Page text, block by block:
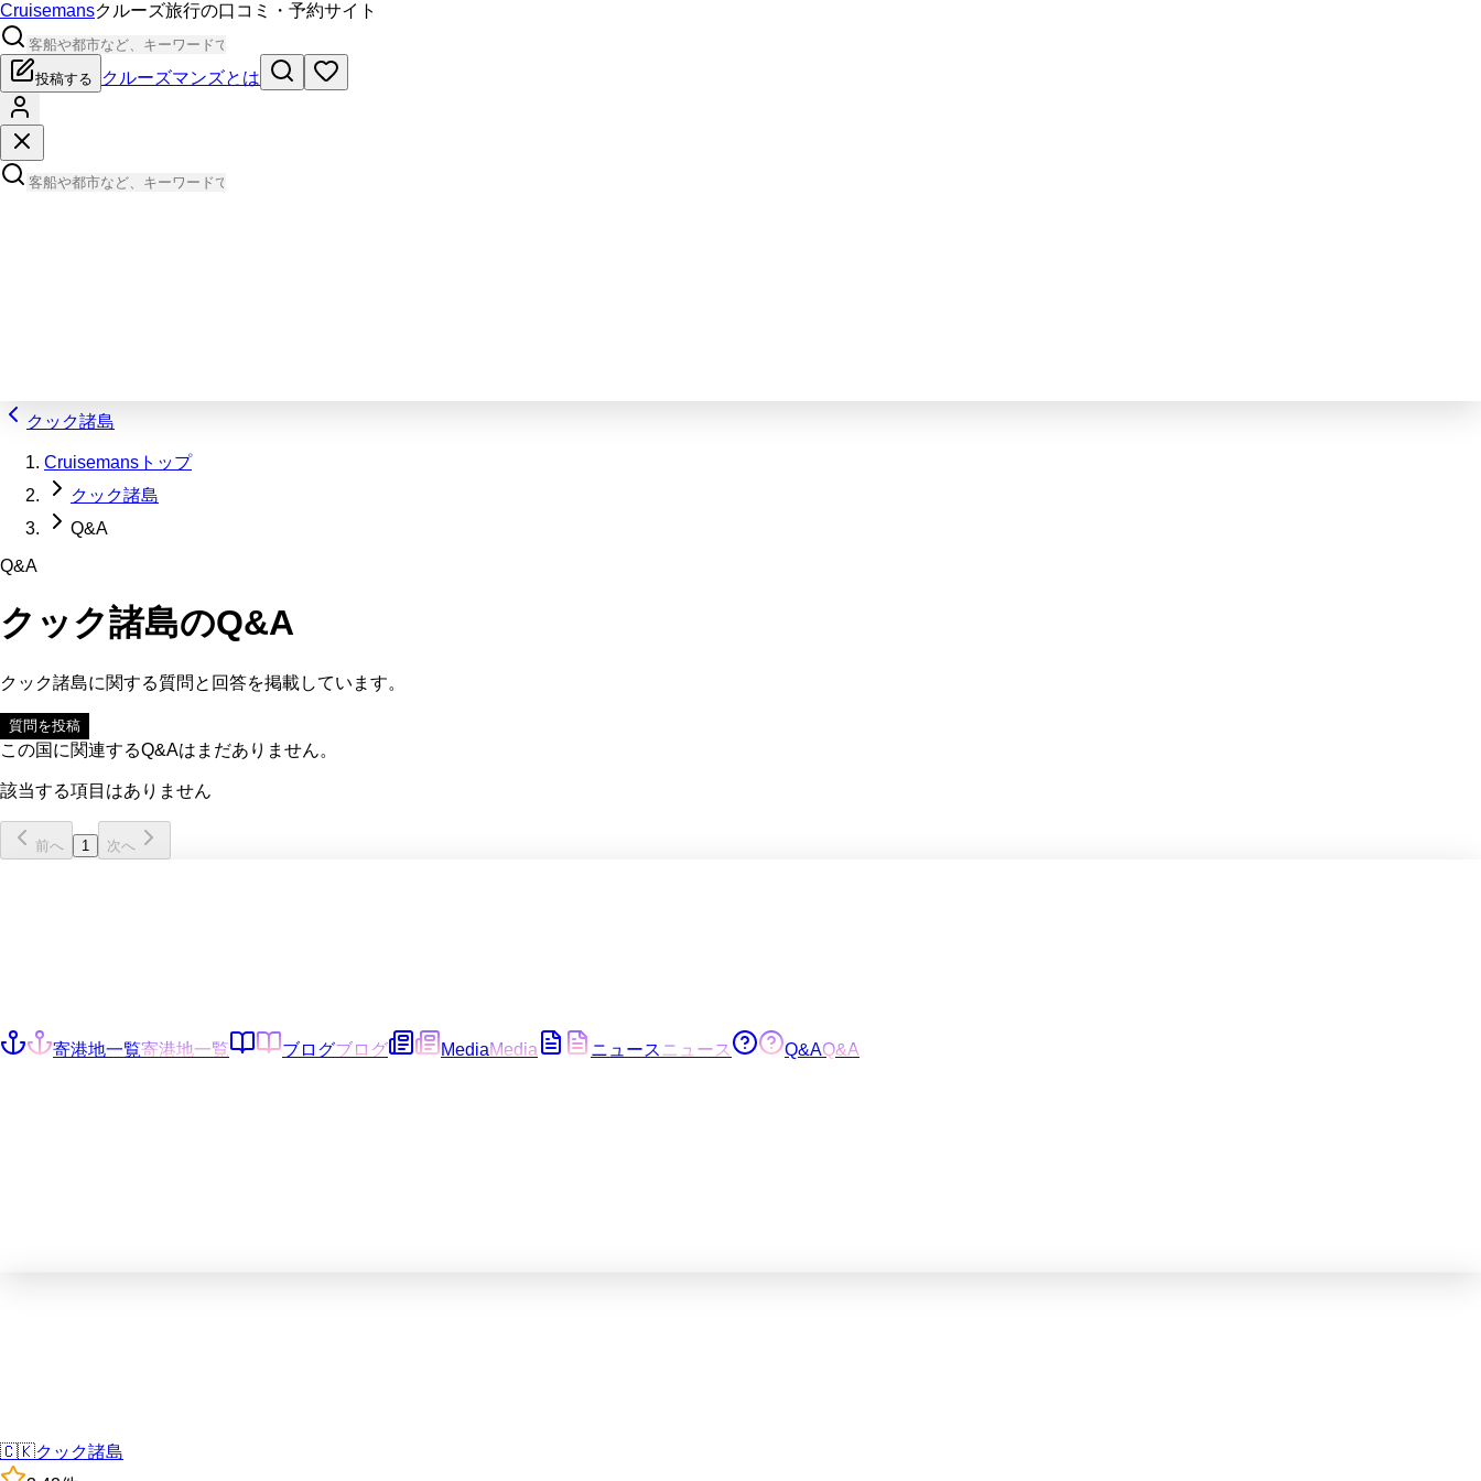
Cruisemansクルーズ旅行の口コミ・予約サイト
投稿する クルーズマンズとは
クック諸島
Cruisemansトップ
クック諸島
Q&A
Q&A
クック諸島のQ&A
クック諸島に関する質問と回答を掲載しています。
質問を投稿
この国に関連するQ&Aはまだありません。
該当する項目はありません
前へ 1 次へ
寄港地一覧寄港地一覧 ブログブログ MediaMedia ニュース ニュース Q&AQ&A
🇨🇰クック諸島